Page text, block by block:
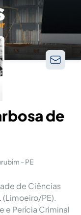
de
- PE
de Ciências
(Limoeiro/PE).
e Perícia Criminal